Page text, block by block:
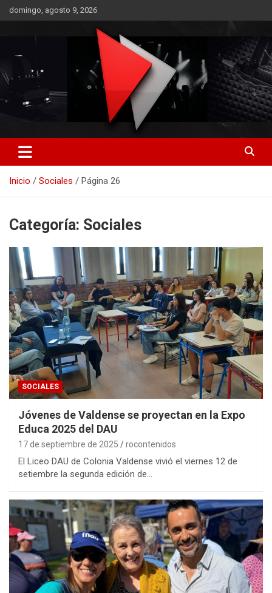
Saltar
al
domingo, agosto 9, 2026
RO CONTENIDOS
Inicio Sociales Página 26
Categoría: Sociales
SOCIALES
Jóvenes de Valdense se proyectan en la Expo
Educa 2025 del DAU
17 de septiembre de 2025 rocontenidos
El Liceo DAU de Colonia Valdense vivió el viernes 12 de
setiembre la segunda edición de…